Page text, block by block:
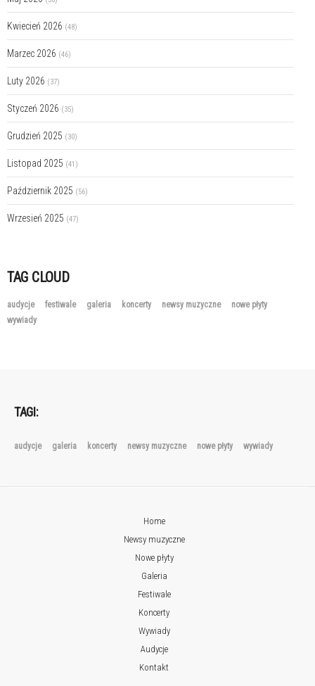
Kwiecień 2026 (48)
Marzec 2026 (46)
Luty 2026 (37)
Styczeń 2026 (35)
Grudzień 2025 (30)
Listopad 2025 (41)
Październik 2025 (56)
Wrzesień 2025 (47)
TAG CLOUD
audycje festiwale galeria koncerty newsy muzyczne
nowe płyty
wywiady
TAGI:
audycje galeria koncerty newsy muzyczne nowe płyty wywiady
Home
Newsy muzyczne
Nowe płyty
Galeria
Festiwale
Koncerty
Wywiady
Audycje
Kontakt